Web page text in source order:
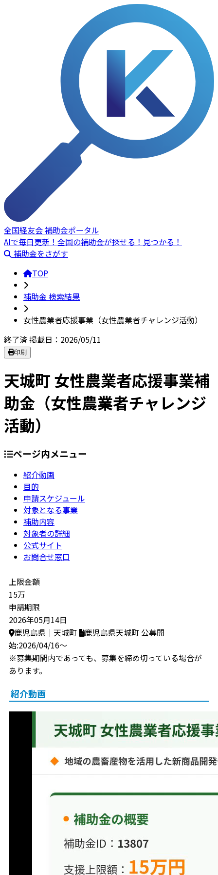
全国経友会 補助金ポータル
AIで毎日更新！全国の補助金が探せる！見つかる！
補助金をさがす
TOP
補助金 検索結果
女性農業者応援事業（女性農業者チャレンジ活動）
終了済掲載日：2026/05/11
印刷
天城町 女性農業者応援事業補
助金（女性農業者チャレンジ
活動）
ページ内メニュー
紹介動画
目的
申請スケジュール
対象となる事業
補助内容
対象者の詳細
公式サイト
お問合せ窓口
上限金額
15万
申請期限
2026年05月14日
鹿児島県｜天城町
鹿児島県天城町 公募開
始:2026/04/16～
※募集期間内であっても、募集を締め切っている場合が
あります。
紹介動画